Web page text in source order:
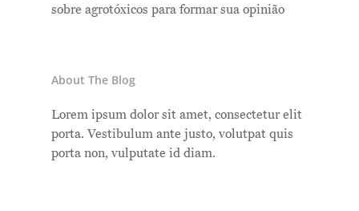
sobre agrotóxicos para formar sua opinião
About The Blog
Lorem ipsum dolor sit amet, consectetur elit
porta. Vestibulum ante justo, volutpat quis
porta non, vulputate id diam.